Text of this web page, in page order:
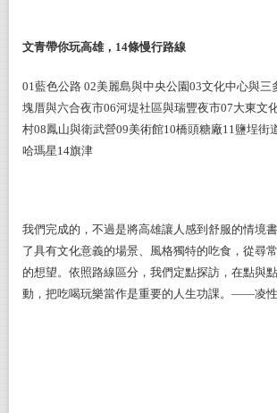
文青帶你玩高雄，14條慢行路線
01藍色公路 02美麗島與中央公園03文化中心與三
塊厝與六合夜市06河堤社區與瑞豐夜市07大東文
村08鳳山與衛武營09美術館10橋頭糖廠11鹽埕街
哈瑪星14旗津
我們完成的，不過是將高雄讓人感到舒服的情境
了具有文化意義的場景、風格獨特的吃食，從尋
的想望。依照路線區分，我們定點探訪，在點與
動，把吃喝玩樂當作是重要的人生功課。——凌